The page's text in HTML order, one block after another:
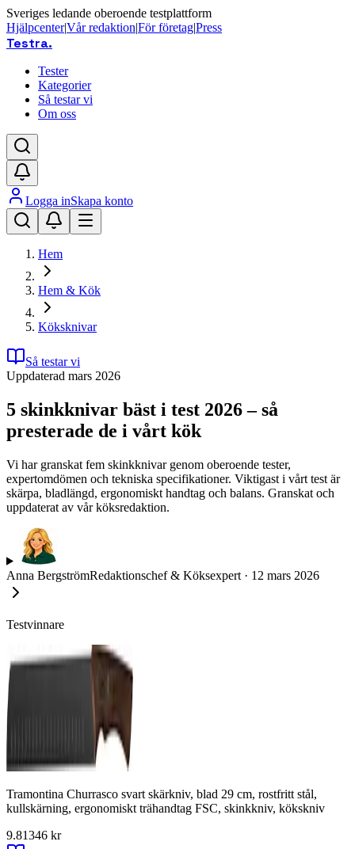
Sveriges ledande oberoende testplattform
Hjälpcenter|Vår redaktion|För företag|Press
Testra.
Tester
Kategorier
Så testar vi
Om oss
Logga inSkapa konto
Hem
Hem & Kök
Köksknivar
Så testar vi
Uppdaterad mars 2026
5 skinkknivar bäst i test 2026 – så
presterade de i vårt kök
Vi har granskat fem skinkknivar genom oberoende tester,
expertomdömen och tekniska specifikationer. Viktigast i vårt test är
skärpa, bladlängd, ergonomiskt handtag och balans. Granskat och
uppdaterat av vår köksredaktion.
Anna BergströmRedaktionschef & Köksexpert · 12 mars 2026
Testvinnare
Tramontina Churrasco svart skärkniv, blad 29 cm, rostfritt stål,
kullskärning, ergonomiskt trähandtag FSC, skinkkniv, kökskniv
9.81346 kr